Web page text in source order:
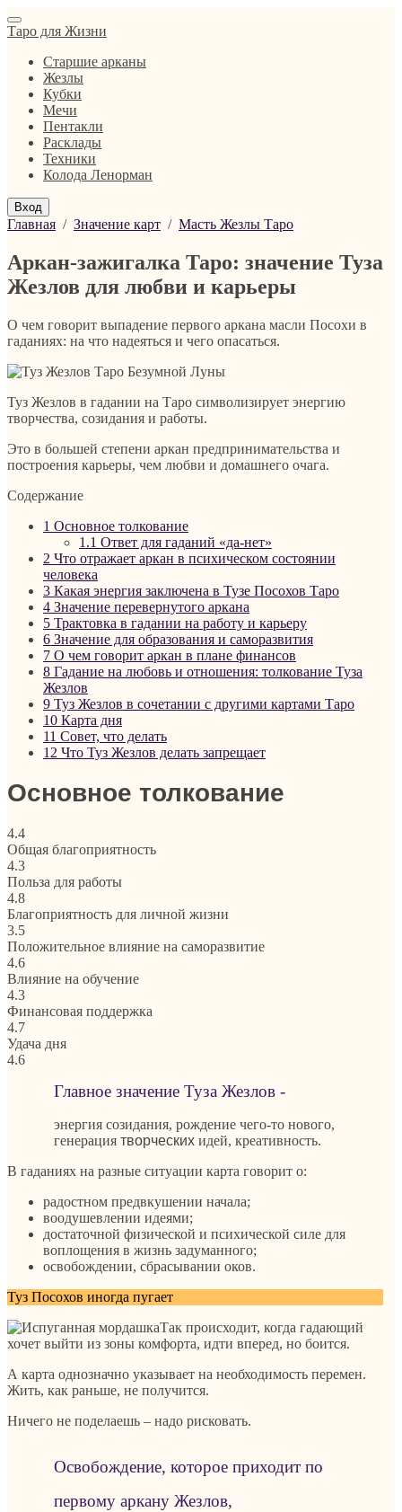
Таро для Жизни
Старшие арканы
Жезлы
Кубки
Мечи
Пентакли
Расклады
Техники
Колода Ленорман
Вход
Главная / Значение карт / Масть Жезлы Таро
Аркан-зажигалка Таро: значение Туза
Жезлов для любви и карьеры
О чем говорит выпадение первого аркана масли Посохи в
гаданиях: на что надеяться и чего опасаться.
Туз Жезлов в гадании на Таро символизирует энергию
творчества, созидания и работы.
Это в большей степени аркан предпринимательства и
построения карьеры, чем любви и домашнего очага.
Содержание
1 Основное толкование
1.1 Ответ для гаданий «да-нет»
2 Что отражает аркан в психическом состоянии
человека
3 Какая энергия заключена в Тузе Посохов Таро
4 Значение перевернутого аркана
5 Трактовка в гадании на работу и карьеру
6 Значение для образования и саморазвития
7 О чем говорит аркан в плане финансов
8 Гадание на любовь и отношения: толкование Туза
Жезлов
9 Туз Жезлов в сочетании с другими картами Таро
10 Карта дня
11 Совет, что делать
12 Что Туз Жезлов делать запрещает
Основное толкование
4.4
Общая благоприятность
4.3
Польза для работы
4.8
Благоприятность для личной жизни
3.5
Положительное влияние на саморазвитие
4.6
Влияние на обучение
4.3
Финансовая поддержка
4.7
Удача дня
4.6
Главное значение Туза Жезлов -
энергия созидания, рождение чего-то нового,
генерация творческих идей, креативность.
В гаданиях на разные ситуации карта говорит о:
радостном предвкушении начала;
воодушевлении идеями;
достаточной физической и психической силе для
воплощения в жизнь задуманного;
освобождении, сбрасывании оков.
Туз Посохов иногда пугает
Так происходит, когда гадающий
хочет выйти из зоны комфорта, идти вперед, но боится.
А карта однозначно указывает на необходимость перемен.
Жить, как раньше, не получится.
Ничего не поделаешь – надо рисковать.
Освобождение, которое приходит по
первому аркану Жезлов,